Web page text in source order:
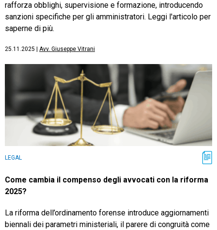
rafforza obblighi, supervisione e formazione, introducendo
sanzioni specifiche per gli amministratori. Leggi l'articolo per
saperne di più.
25.11.2025 Avv. Giuseppe Vitrani
LEGAL
Come cambia il compenso degli avvocati con la riforma
2025?
La riforma dell’ordinamento forense introduce aggiornamenti
biennali dei parametri ministeriali, il parere di congruità come